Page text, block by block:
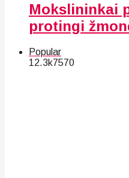
Mokslininkai
protingi
Popular
12.3k7570